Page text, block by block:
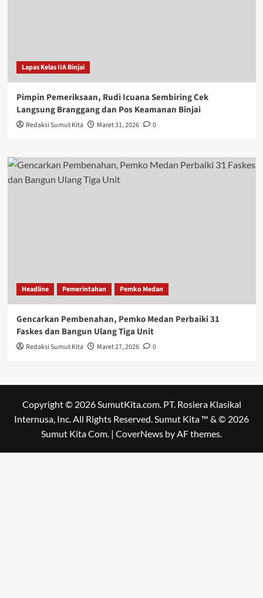
Lapas Kelas IIA Binjai
Pimpin Pemeriksaan, Rudi Icuana Sembiring Cek
Langsung Branggang dan Pos Keamanan Binjai
Redaksi Sumut Kita Maret 31, 2026 0
Headline Pemerintahan Pemko Medan
Gencarkan Pembenahan, Pemko Medan Perbaiki 31
Faskes dan Bangun Ulang Tiga Unit
Redaksi Sumut Kita Maret 27, 2026 0
Copyright © 2026 SumutKita.com. PT. Rosiera Klasikal
Internusa, Inc. All Rights Reserved. Sumut Kita ™ & © 2026
Sumut Kita Com. | CoverNews by AF themes.